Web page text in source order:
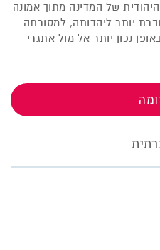
של המדינה מתוך אמונה
יותר ליהדותה, למסורתה
נכון יותר אל מול אתגרי